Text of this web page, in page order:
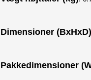
Dimensioner
Pakkedimensioner